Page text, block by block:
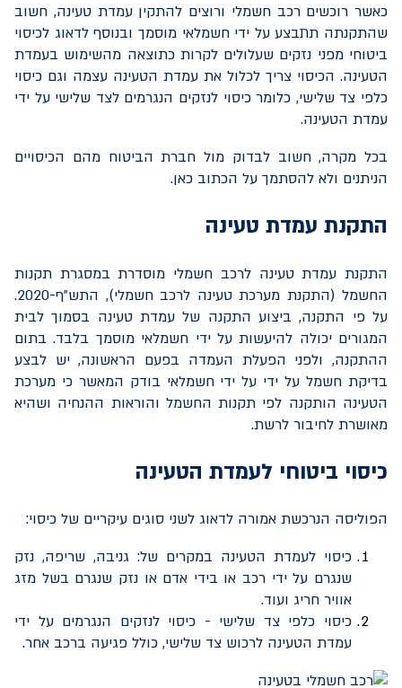
כאשר רוכשים רכב חשמלי ורוצים להתקין עמדת טעינה, חשוב
שהתקנתה תתבצע על ידי חשמלאי מוסמך ובנוסף לדאוג לכיסוי
ביטוחי מפני נזקים שעלולים לקרות כתוצאה מהשימוש בעמדת
הטעינה. הכיסוי צריך לכלול את עמדת הטעינה עצמה וגם כיסוי
כלפי צד שלישי, כלומר כיסוי לנזקים הנגרמים לצד שלישי על ידי
עמדת הטעינה.
בכל מקרה, חשוב לבדוק מול חברת הביטוח מהם הכיסויים
הניתנים ולא להסתמך על הכתוב כאן.
התקנת עמדת טעינה
התקנת עמדת טעינה לרכב חשמלי מוסדרת במסגרת תקנות
החשמל (התקנת מערכת טעינה לרכב חשמלי), התש"ף-2020.
על פי התקנה, ביצוע התקנה של עמדת טעינה בסמוך לבית
המגורים יכולה להיעשות על ידי חשמלאי מוסמך בלבד. בתום
ההתקנה, ולפני הפעלת העמדה בפעם הראשונה, יש לבצע
בדיקת חשמל על ידי על ידי חשמלאי בודק המאשר כי מערכת
הטעינה הותקנה לפי תקנות החשמל והוראות ההנחיה ושהיא
מאושרת לחיבור לרשת.
כיסוי ביטוחי לעמדת הטעינה
הפוליסה הנרכשת אמורה לדאוג לשני סוגים עיקריים של כיסוי:
כיסוי לעמדת הטעינה במקרים של: גניבה, שריפה, נזק
שנגרם על ידי רכב או בידי אדם או נזק שנגרם בשל מזג
אוויר חריג ועוד.
כיסוי כלפי צד שלישי - כיסוי לנזקים הנגרמים על ידי
עמדת הטעינה לרכוש צד שלישי, כולל פגיעה ברכב אחר.